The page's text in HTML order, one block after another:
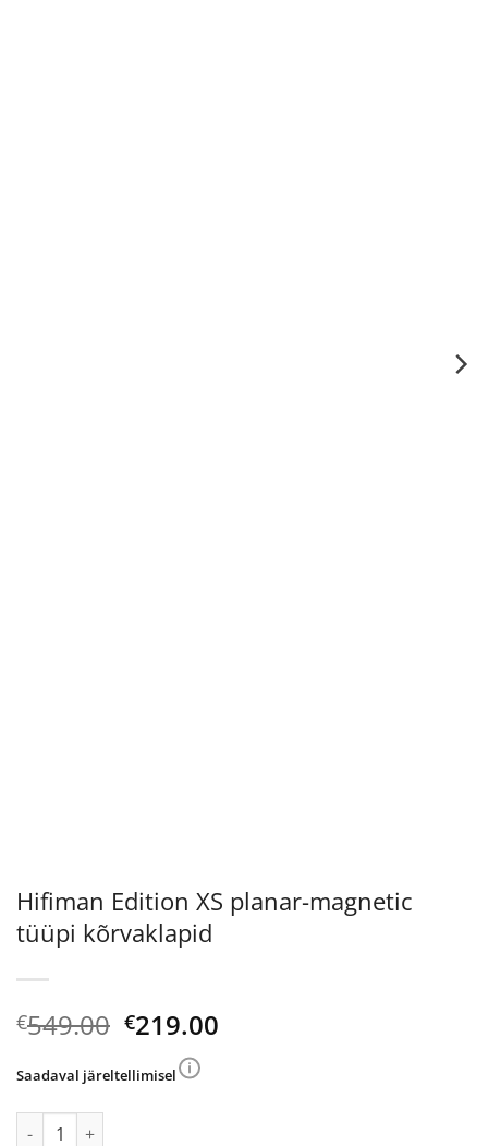
Hifiman Edition XS planar-magnetic
tüüpi kõrvaklapid
€549.00 Algne
oli:
€219.00
Saadaval järeltellimisel
Hifiman Edition XS planar-magnetic tüüpi kõrvaklapid kogus